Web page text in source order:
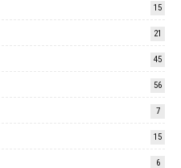
15
21
45
56
7
15
6